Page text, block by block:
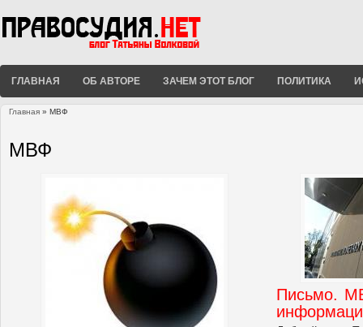
ГЛАВНАЯ ОБ АВТОРЕ ЗАЧЕМ ЭТОТ БЛОГ ПОЛИТИКА
Главная » МВФ
МВФ
Письмо.